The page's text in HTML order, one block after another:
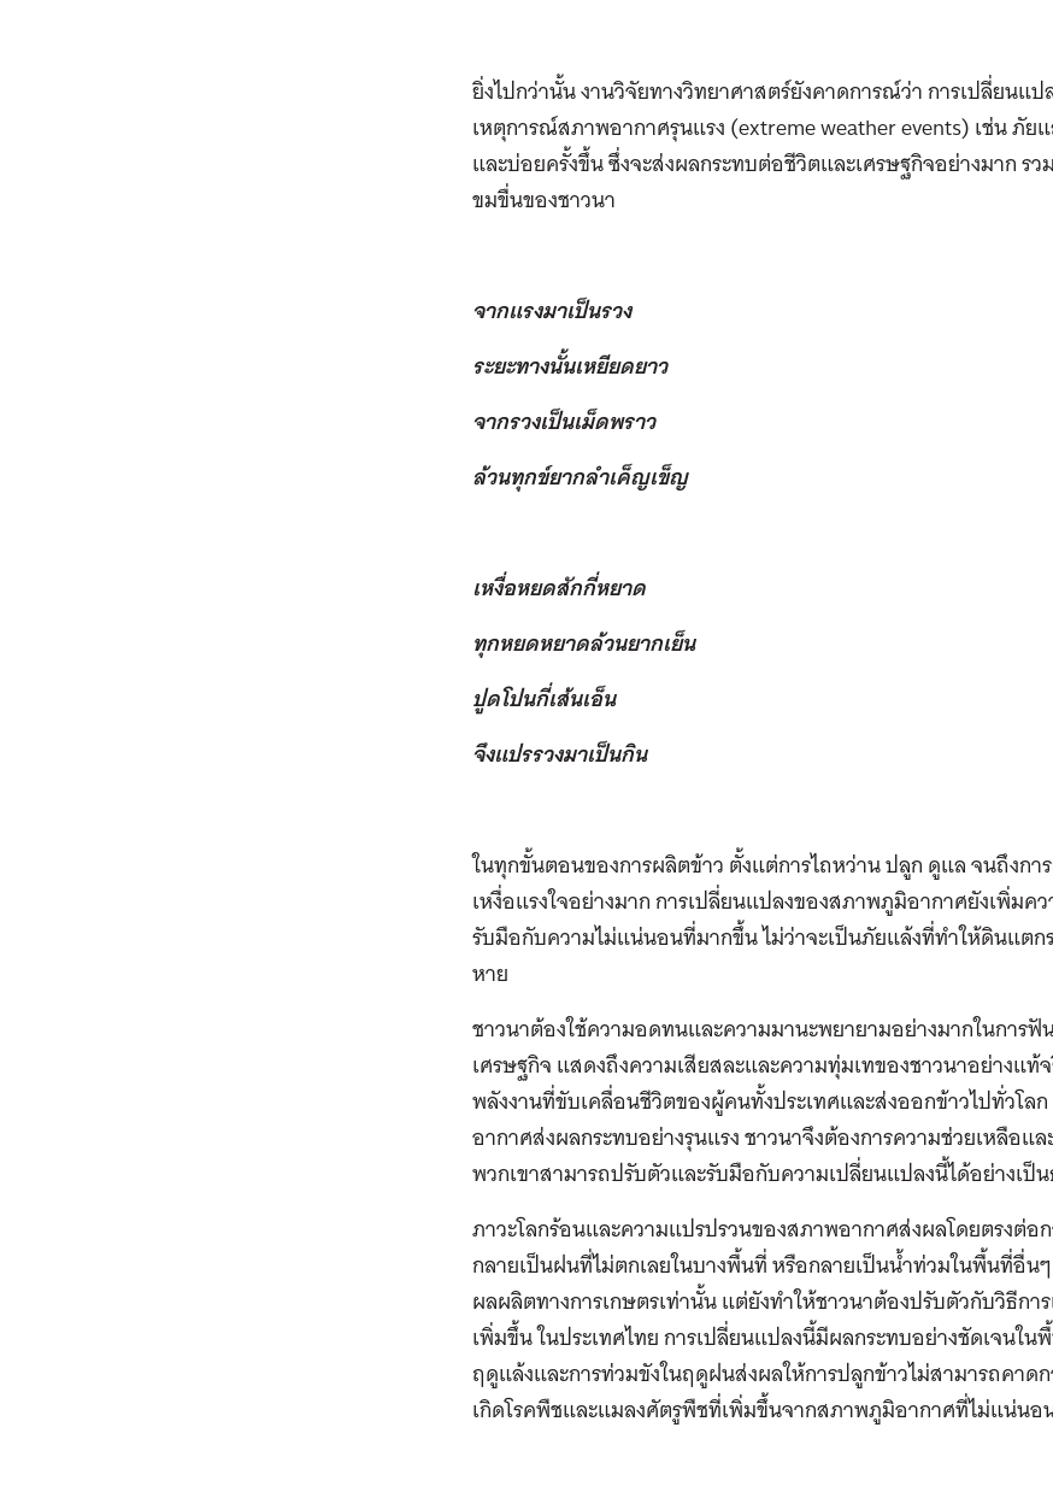
ยิ่งไปกว่านั้น งานวิจัยทางวิทยาศาสตร์ยังคาดการณ์ว่า การเปลี่ยนแ
เหตุการณ์สภาพอากาศรุนแรง (extreme weather events) เช่น ภัย
และบ่อยครั้งขึ้น ซึ่งจะส่งผลกระทบต่อชีวิตและเศรษฐกิจอย่างมาก
ขมขื่นของชาวนา
จากแรงมาเป็นรวง
ระยะทางนั้นเหยียดยาว
จากรวงเป็นเม็ดพราว
ล้วนทุกข์ยากลำเค็ญเข็ญ
เหงื่อหยดสักกี่หยาด
ทุกหยดหยาดล้วนยากเย็น
ปูดโปนกี่เส้นเอ็น
จึงแปรรวงมาเป็นกิน
ในทุกขั้นตอนของการผลิตข้าว ตั้งแต่การไถหว่าน ปลูก ดูแล จนถึงกา
เหงื่อแรงใจอย่างมาก การเปลี่ยนแปลงของสภาพภูมิอากาศยังเพิ่ม
รับมือกับความไม่แน่นอนที่มากขึ้น ไม่ว่าจะเป็นภัยแล้งที่ทำให้ดินแต
หาย
ชาวนาต้องใช้ความอดทนและความมานะพยายามอย่างมากในการ
เศรษฐกิจ แสดงถึงความเสียสละและความทุ่มเทของชาวนาอย่างแท้
พลังงานที่ขับเคลื่อนชีวิตของผู้คนทั้งประเทศและส่งออกข้าวไปทั่วโ
อากาศส่งผลกระทบอย่างรุนแรง ชาวนาจึงต้องการความช่วยเหลือ
พวกเขาสามารถปรับตัวและรับมือกับความเปลี่ยนแปลงนี้ได้อย่างเป็
ภาวะโลกร้อนและความแปรปรวนของสภาพอากาศส่งผลโดยตรงต่
กลายเป็นฝนที่ไม่ตกเลยในบางพื้นที่ หรือกลายเป็นน้ำท่วมในพื้นที่อื่น
ผลผลิตทางการเกษตรเท่านั้น แต่ยังทำให้ชาวนาต้องปรับตัวกับวิธีก
เพิ่มขึ้น ในประเทศไทย การเปลี่ยนแปลงนี้มีผลกระทบอย่างชัดเจนใ
ฤดูแล้งและการท่วมขังในฤดูฝนส่งผลให้การปลูกข้าวไม่สามารถคา
เกิดโรคพืชและแมลงศัตรูพืชที่เพิ่มขึ้นจากสภาพภูมิอากาศที่ไม่แน่นอ